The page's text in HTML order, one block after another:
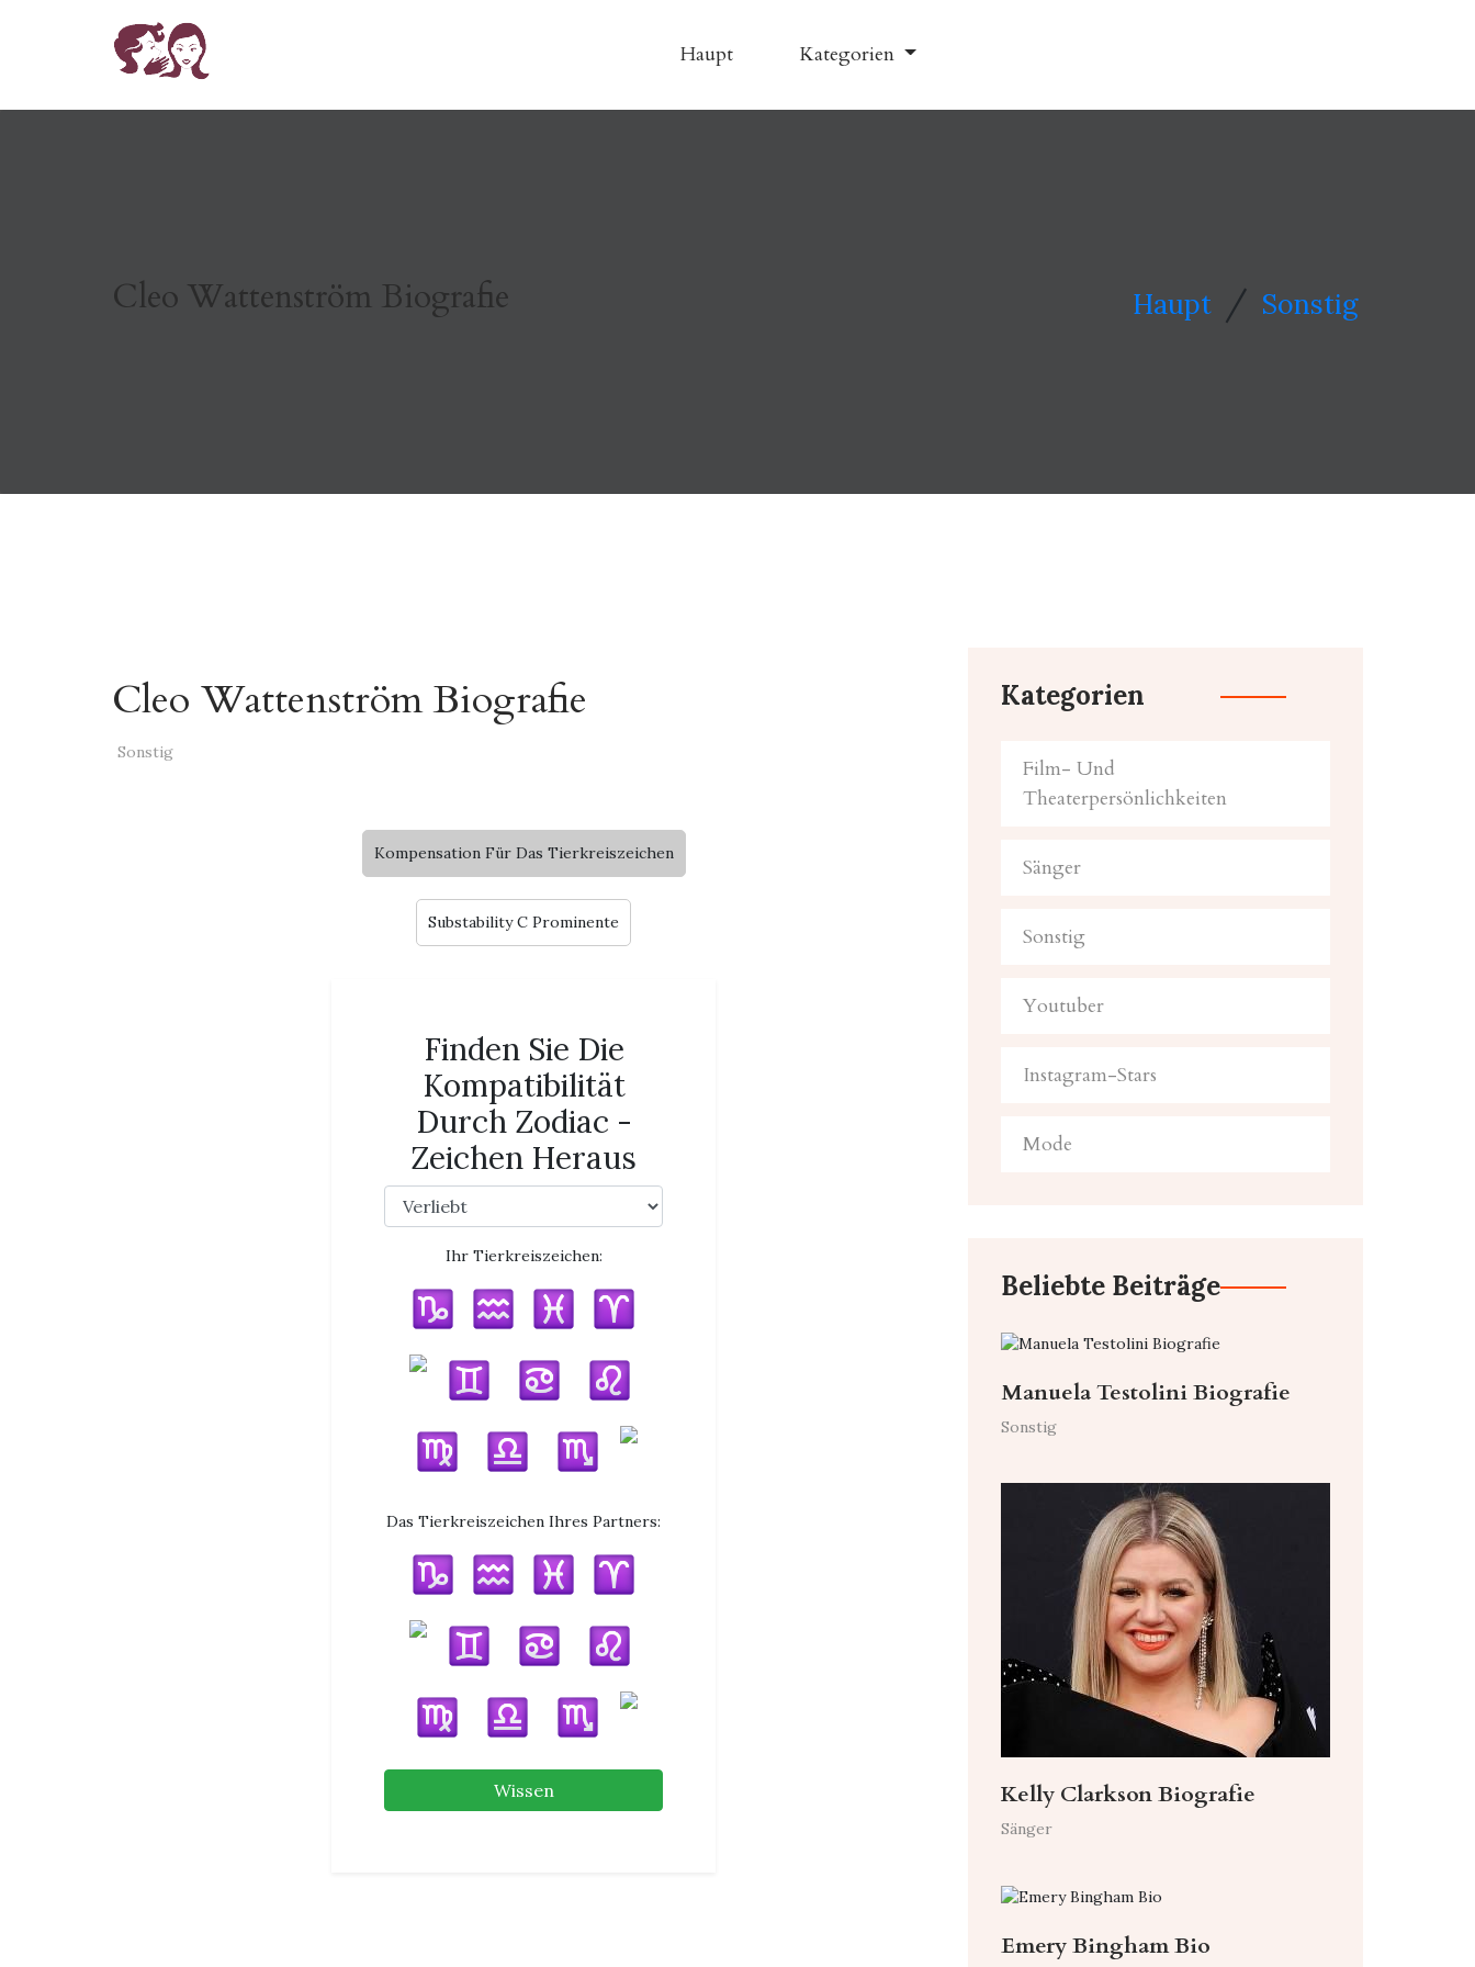
Haupt Kategorien
Cleo Wattenström Biografie Haupt / Sonstig
Cleo Wattenström Biografie
Sonstig
Kompensation Für Das Tierkreiszeichen
Substability C Prominente
Finden Sie Die
Kompatibilität
Durch Zodiac -
Zeichen Heraus
Ihr Tierkreiszeichen:
Das Tierkreiszeichen Ihres Partners:
Wissen
Kategorien
Film- Und
Theaterpersönlichkeiten
Sänger
Sonstig
Youtuber
Instagram-Stars
Mode
Beliebte Beiträge
Manuela Testolini Biografie
Sonstig
Kelly Clarkson Biografie
Sänger
Emery Bingham Bio